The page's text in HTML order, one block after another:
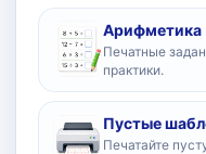
Арифметика
Печатные
практики.
Пустые
Печатайте